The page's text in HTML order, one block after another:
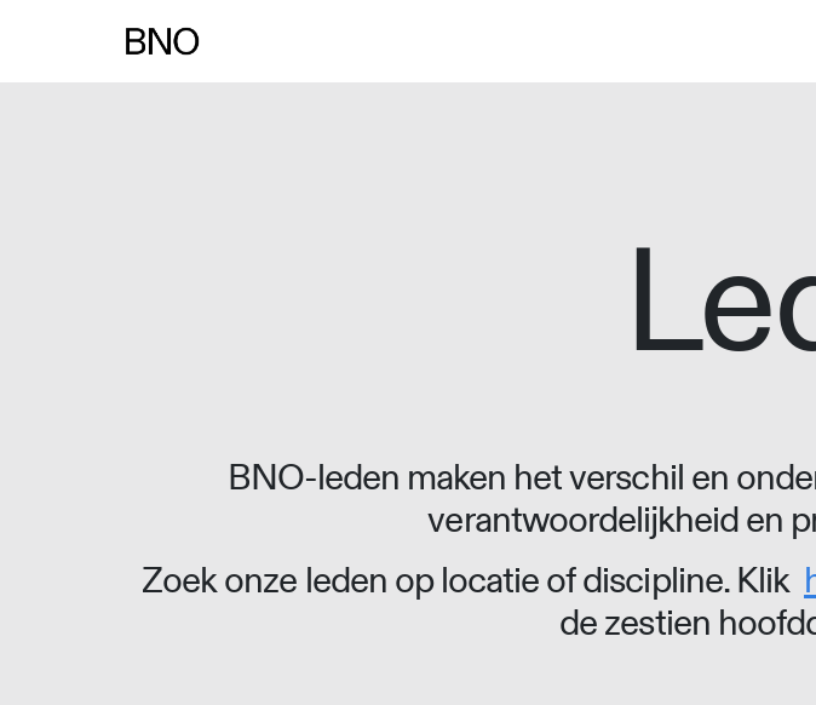
BNO-leden maken het verschil en
verantwoordelijkheid en
Zoek onze leden op locatie of discipline. Klik
de zestien